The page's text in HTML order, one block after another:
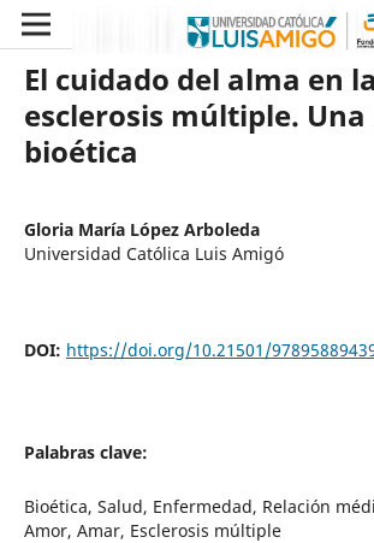
El cuidado del alma en la
esclerosis múltiple.
bioética
Gloria María López Arboleda
Universidad Católica Luis Amigó
DOI: https://doi.org/10.21501/
Palabras clave:
Bioética, Salud, Enfermedad, Relación
Amor, Amar, Esclerosis múltiple